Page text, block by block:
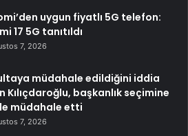
uygun fiyatlı 5G telefon:
17 5G tanıtıldı
7, 2026
müdahale edildiğini iddia
Kılıçdaroğlu, başkanlık seçimine
müdahale etti
7, 2026